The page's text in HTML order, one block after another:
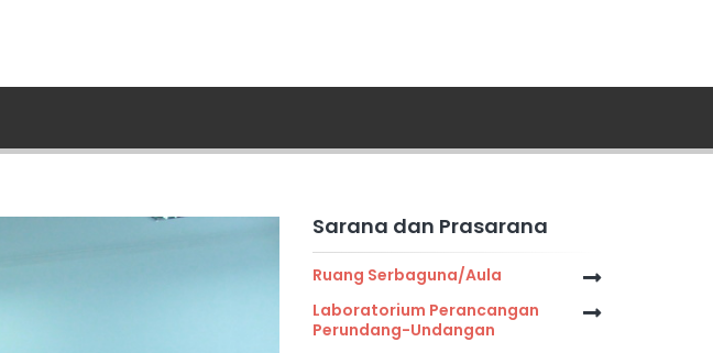
Sarana dan Prasarana
Ruang Serbaguna/Aula
Laboratorium Perancangan
Perundang-Undangan